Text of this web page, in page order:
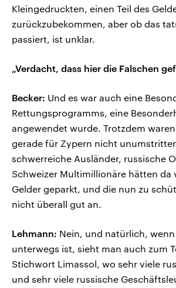
Kleingedruckten, einen Teil des
zurückzubekommen, aber ob das
passiert, ist unklar.
„Verdacht, dass hier die Falschen
Becker: Und es war auch eine
Rettungsprogramms, eine
angewendet wurde. Trotzdem
gerade für Zypern nicht
schwerreiche Ausländer, russische
Schweizer Multimillionäre hätten da
Gelder geparkt, und die nun zu
nicht überall gut an.
Lehmann: Nein, und natürlich,
unterwegs ist, sieht man auch zum
Stichwort Limassol, wo sehr viele
und sehr viele russische